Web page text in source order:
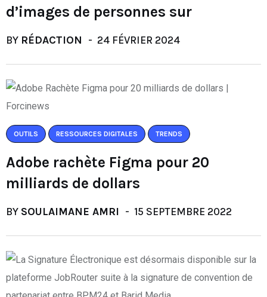
d’images de personnes sur
BY RÉDACTION 24 FÉVRIER 2024
OUTILS RESSOURCES DIGITALES TRENDS
Adobe rachète Figma pour 20
milliards de dollars
BY SOULAIMANE AMRI 15 SEPTEMBRE 2022